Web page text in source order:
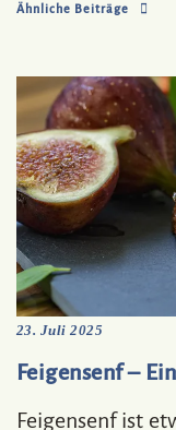
Ähnliche Beiträge
23. Juli 2025
Feigensenf –
Feigensenf ist